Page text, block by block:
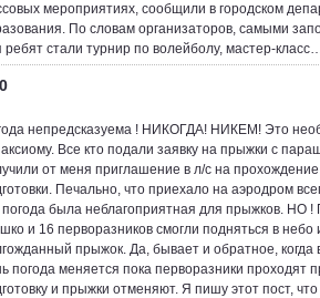
мероприятиях, сообщили в городском
По словам организаторов, самыми
ребят стали турнир по волейболу, мастер-
непредсказуема ! НИКОГДА! НИКЕМ! Это
аксиому. Все кто подали заявку на прыжки с
от меня приглашение в л/с на
Печально, что приехало на аэродром
была неблагоприятная для прыжков. НО !
и 16 перворазников смогли подняться в небо
прыжок. Да, бывает и обратное, когда
погода меняется пока перворазники проходят
и прыжки отменяют. Я пишу этот пост,